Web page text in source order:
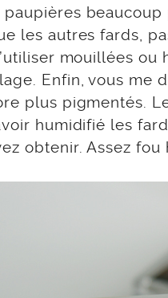
les autres fards,
mouillées
Enfin, vous me
plus pigmentés.
humidifié les
obtenir. Assez fou